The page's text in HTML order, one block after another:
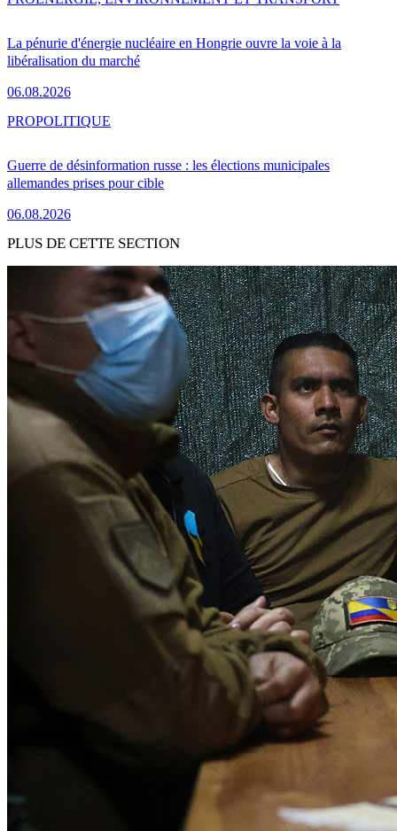
La pénurie d'énergie nucléaire en Hongrie ouvre la voie à la
libéralisation du marché
06.08.2026
Guerre de désinformation russe : les élections municipales
allemandes prises pour cible
06.08.2026
PROPOLITIQUE
PLUS DE CETTE SECTION